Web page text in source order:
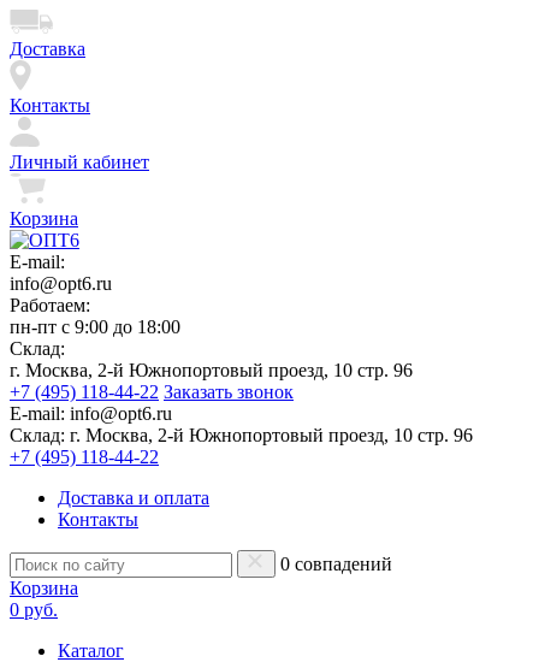
Доставка
Контакты
Личный кабинет
Корзина
E-mail:
info@opt6.ru
Работаем:
пн-пт с 9:00 до 18:00
Склад:
г. Москва, 2-й Южнопортовый проезд, 10 стр. 96
+7 (495) 118-44-22 Заказать звонок
E-mail: info@opt6.ru
Склад: г. Москва, 2-й Южнопортовый проезд, 10 стр. 96
+7 (495) 118-44-22
Доставка и оплата
Контакты
0 совпадений
Корзина
0 руб.
Каталог